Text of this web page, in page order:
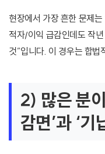
현장에서 가장 흔한 문제
적자/이익 급감인데도 작
것”입니다. 이 경우는 합
2) 많은 분
감면’과 ‘기